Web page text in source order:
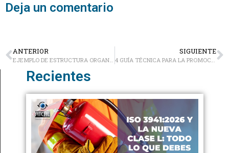
Deja un comentario
ANTERIOR
EJEMPLO DE ESTRUCTURA ORGANIZACIONAL
SIGUIENTE
4 GUÍA TÉCNICA PARA LA PROMOCIÓN DE LA SALUD Y LA PREVENCIÓN DE LOS RIESGOS LABORALES EN EL TELETRABAJO
Recientes